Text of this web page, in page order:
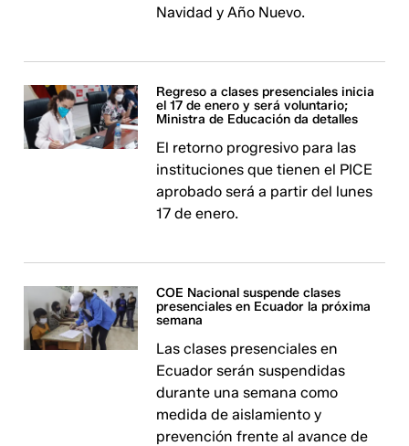
Navidad y Año Nuevo.
Regreso a clases presenciales inicia
el 17 de enero y será voluntario;
Ministra de Educación da detalles
El retorno progresivo para las
instituciones que tienen el PICE
aprobado será a partir del lunes
17 de enero.
COE Nacional suspende clases
presenciales en Ecuador la próxima
semana
Las clases presenciales en
Ecuador serán suspendidas
durante una semana como
medida de aislamiento y
prevención frente al avance de